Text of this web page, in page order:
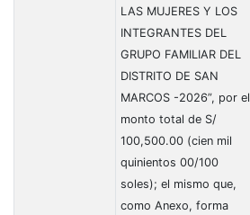
LAS MUJERES Y LOS
INTEGRANTES DEL
GRUPO FAMILIAR DEL
DISTRITO DE SAN
MARCOS -2026”, por el
monto total de S/
100,500.00 (cien mil
quinientos 00/100
soles); el mismo que,
como Anexo, forma